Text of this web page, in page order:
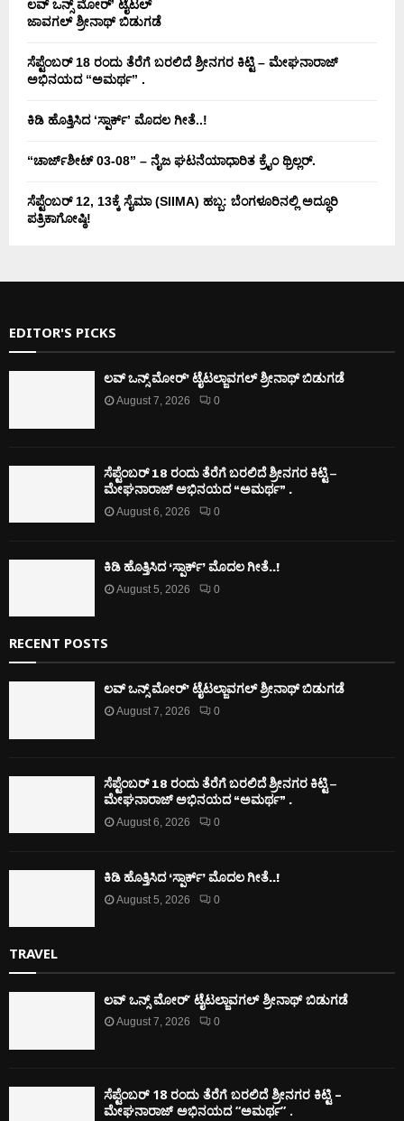
ಲವ್ ಒನ್ಸ್ ಮೋರ್’ ಟೈಟಲ್
ಜಾವಗಲ್ ಶ್ರೀನಾಥ್ ಬಿಡುಗಡೆ
ಸೆಪ್ಟೆಂಬರ್ 18 ರಂದು ತೆರೆಗೆ ಬರಲಿದೆ ಶ್ರೀನಗರ ಕಿಟ್ಟಿ – ಮೇಘನಾರಾಜ್
ಅಭಿನಯದ “ಅಮರ್ಥ” .
ಕಿಡಿ‌‌ ಹೊತ್ತಿಸಿದ ‘ಸ್ಪಾರ್ಕ್’ ಮೊದಲ‌ ಗೀತೆ..!
“ಚಾರ್ಜ್‌ಶೀಟ್ 03-08” – ನೈಜ ಘಟನೆಯಾಧಾರಿತ ಕ್ರೈಂ ಥ್ರಿಲ್ಲರ್.
ಸೆಪ್ಟೆಂಬರ್ 12, 13ಕ್ಕೆ ಸೈಮಾ (SIIMA) ಹಬ್ಬ: ಬೆಂಗಳೂರಿನಲ್ಲಿ ಅದ್ಧೂರಿ
ಪತ್ರಿಕಾಗೋಷ್ಠಿ!
EDITOR'S PICKS
ಲವ್ ಒನ್ಸ್ ಮೋರ್’ ಟೈಟಲ್ಜಾವಗಲ್ ಶ್ರೀನಾಥ್ ಬಿಡುಗಡೆ
August 7, 2026 0
ಸೆಪ್ಟೆಂಬರ್ 18 ರಂದು ತೆರೆಗೆ ಬರಲಿದೆ ಶ್ರೀನಗರ ಕಿಟ್ಟಿ –
ಮೇಘನಾರಾಜ್ ಅಭಿನಯದ “ಅಮರ್ಥ” .
August 6, 2026 0
ಕಿಡಿ‌‌ ಹೊತ್ತಿಸಿದ ‘ಸ್ಪಾರ್ಕ್’ ಮೊದಲ‌ ಗೀತೆ..!
August 5, 2026 0
RECENT POSTS
ಲವ್ ಒನ್ಸ್ ಮೋರ್’ ಟೈಟಲ್ಜಾವಗಲ್ ಶ್ರೀನಾಥ್ ಬಿಡುಗಡೆ
August 7, 2026 0
ಸೆಪ್ಟೆಂಬರ್ 18 ರಂದು ತೆರೆಗೆ ಬರಲಿದೆ ಶ್ರೀನಗರ ಕಿಟ್ಟಿ –
ಮೇಘನಾರಾಜ್ ಅಭಿನಯದ “ಅಮರ್ಥ” .
August 6, 2026 0
ಕಿಡಿ‌‌ ಹೊತ್ತಿಸಿದ ‘ಸ್ಪಾರ್ಕ್’ ಮೊದಲ‌ ಗೀತೆ..!
August 5, 2026 0
TRAVEL
ಲವ್ ಒನ್ಸ್ ಮೋರ್’ ಟೈಟಲ್ಜಾವಗಲ್ ಶ್ರೀನಾಥ್ ಬಿಡುಗಡೆ
August 7, 2026 0
ಸೆಪ್ಟೆಂಬರ್ 18 ರಂದು ತೆರೆಗೆ ಬರಲಿದೆ ಶ್ರೀನಗರ ಕಿಟ್ಟಿ –
ಮೇಘನಾರಾಜ್ ಅಭಿನಯದ “ಅಮರ್ಥ” .